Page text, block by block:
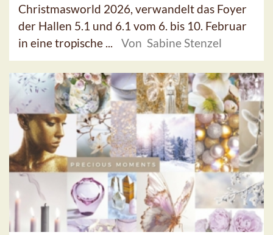
Christmasworld 2026, verwandelt das Foyer
der Hallen 5.1 und 6.1 vom 6. bis 10. Februar
in eine tropische ...
Von Sabine Stenzel